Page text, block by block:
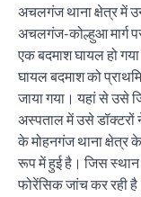
अचलगंज थाना क्षेत्र में
अचलगंज-कोल्हुआ मार्ग
एक बदमाश घायल हो
घायल बदमाश को
जाया गया। यहां से उसे
अस्पताल में उसे डॉक्टरों
के मोहनगंज थाना क्षेत्र
रूप में हुई है। जिस
फोरेंसिक जांच कर रही